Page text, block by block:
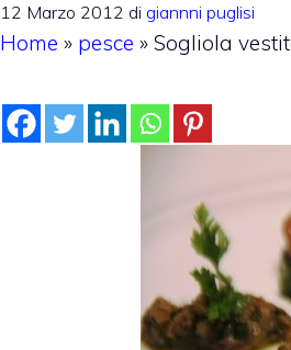
12 Marzo 2012 di giannni puglisi
Home » pesce » Sogliola